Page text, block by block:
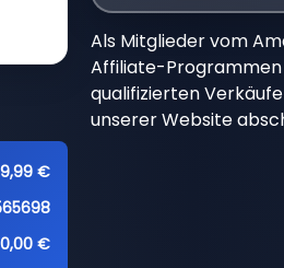
9,99 €
0,00 €
Als Mitglieder vom
Affiliate-Programmen
qualifizierten
unserer Website